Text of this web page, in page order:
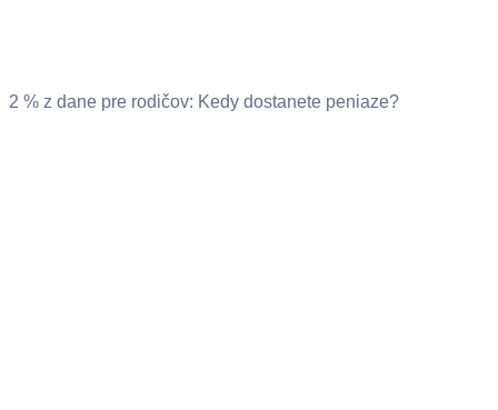
2 % z dane pre rodičov: Kedy dostanete peniaze?